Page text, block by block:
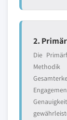
2.
Die